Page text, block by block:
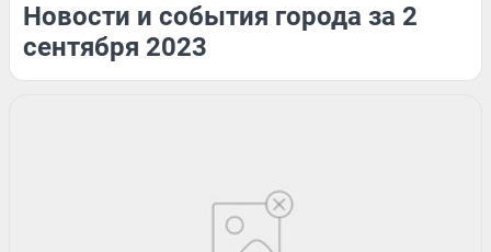
Новости и события города за 2
сентября 2023